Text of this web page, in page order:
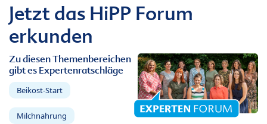
Jetzt das HiPP Forum
erkunden
Zu diesen Themenbereichen
gibt es Expertenratschläge
Beikost-Start
Milchnahrung